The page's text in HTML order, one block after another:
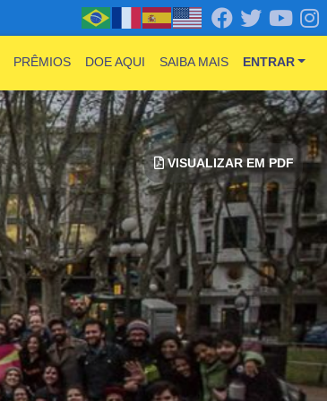
PRÊMIOS DOE AQUI SAIBA MAIS ENTRAR
VISUALIZAR EM PDF